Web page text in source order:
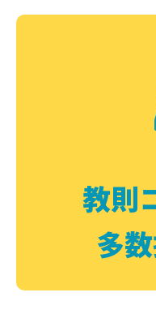
教則
多